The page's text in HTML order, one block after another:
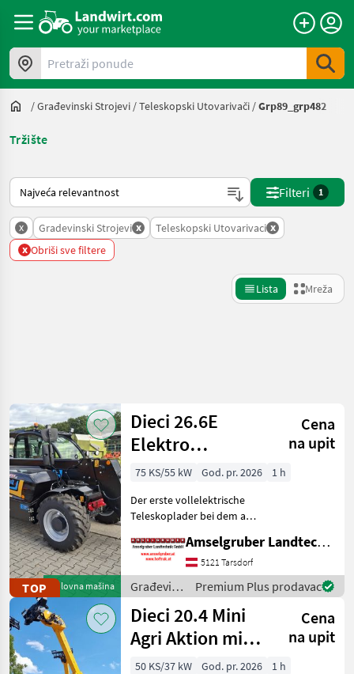
Pretraži ponude
/Građevinski Strojevi /Teleskopski Utovarivači /Grp89_grp482
Tržište
Način na koji sortira Landwirt.com
Filteri 1
x Gradevinski Strojevi x Teleskopski Utovarivaci x
x Obriši sve filtere
Lista Mreža
Kategorija 3 Država Filteri
TRENUTNA
PUTANJA
Izgradnja
Gradevinski
Strojevi
Teleskopski
Utovarivaci
IZABERITE
KATEGORIJU
Dieci
77
Resetuj
Prikaži
316
rezultata
TOP Polovna mašina
Dieci 26.6E
Elektro
Teleskoplader
Österreichpaket
Cena
na upit
75 KS/55 kW God. pr. 2026
1 h
Der erste vollelektrische
Teleskoplader bei dem an
wurde - MADE BY DIECI!
AKTION: DIECI 26.6 E
Elektro Mini Agri NEU mit
Österreichpaket (TOP
Amselgruber Landtechnik GmbH
5121 Tarsdorf
Građevinski
strojevi /
Dieci
Premium Plus prodavac
Dieci 20.4 Mini
Agri Aktion mit
Österreichpaket
Cena
na upit
50 KS/37 kW God. pr. 2026
1 h